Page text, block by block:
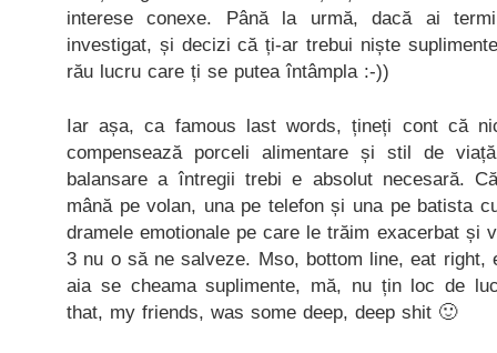
interese conexe. Până la urmă, dacă ai
investigat, și decizi că ți-ar trebui niște
rău lucru care ți se putea întâmpla :-))
Iar așa, ca famous last words, țineți cont că
compensează porceli alimentare și stil de
balansare a întregii trebi e absolut necesară.
mână pe volan, una pe telefon și una pe batista
dramele emotionale pe care le trăim exacerbat și
3 nu o să ne salveze. Mso, bottom line, eat right,
aia se cheama suplimente, mă, nu țin loc de
that, my friends, was some deep, deep shit 🙂